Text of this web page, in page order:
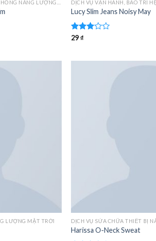
Lucy Slim Jeans Noisy May
Được
3.005
29₫
LƯỢNG MẶT TRỜI DỊCH VỤ SỬA CHỮA THIẾT BỊ
Harissa O-Neck Sweat